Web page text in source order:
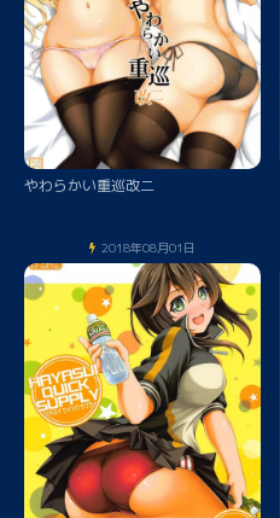
やわらかい重巡改二
2018年08月01日